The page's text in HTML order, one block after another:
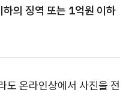
의 징역 또는 1억원 이하
도 온라인상에서 사진을 전